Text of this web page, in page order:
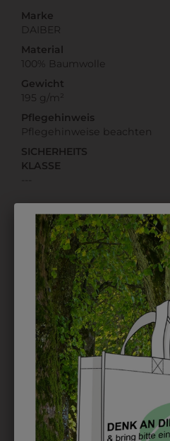
Marke
DAIBER
Material
100% Baumwolle
Gewicht
195 g/m²
Pflegehinweis
Pflegehinweise beachten
SICHERHEITS
KLASSE
Für diese
folgende
Personalisierung
STICK